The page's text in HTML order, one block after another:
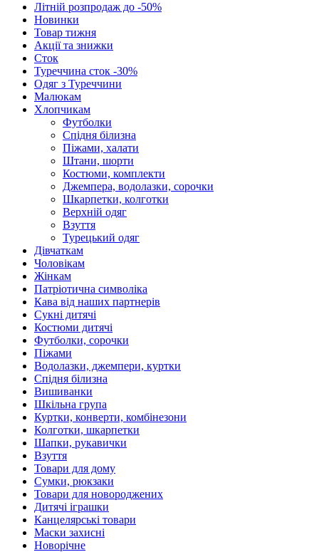
Літній розпродаж до -50%
Новинки
Товар тижня
Акції та знижки
Сток
Туреччина сток -30%
Одяг з Туреччини
Малюкам
Хлопчикам
Футболки
Спідня білизна
Піжами, халати
Штани, шорти
Костюми, комплекти
Джемпера, водолазки, сорочки
Шкарпетки, колготки
Верхній одяг
Взуття
Турецький одяг
Дівчаткам
Чоловікам
Жінкам
Патріотична символіка
Кава від наших партнерів
Сукні дитячі
Костюми дитячі
Футболки, сорочки
Піжами
Водолазки, джемпери, куртки
Спідня білизна
Вишиванки
Шкільна група
Куртки, конверти, комбінезони
Колготки, шкарпетки
Шапки, рукавички
Взуття
Товари для дому
Сумки, рюкзаки
Товари для новороджених
Дитячі іграшки
Канцелярські товари
Маски захисні
Новорічне